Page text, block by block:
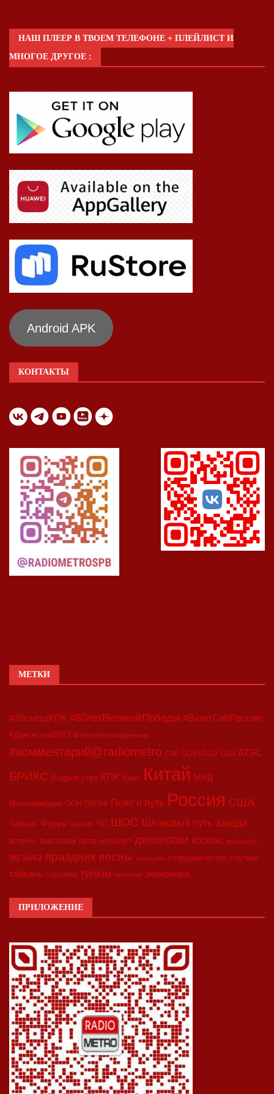
НАШ ПЛЕЕР В ТВОЕМ ТЕЛЕФОНЕ + ПЛЕЙЛИСТ И
МНОГОЕ ДРУГОЕ :
Android APK
КОНТАКТЫ
МЕТКИ
#20съездКПК #80летВеликойПобеды #ВизитСиВРоссию
#Двесессии2023 #Петербургскийдневник
#комментарий@radiometro CIIE COVID-19 G20 АТЭС
БРИКС Бодрое утро КПК Кино Китай МИД
Минкоммерции ООН ПМЭФ Пояс и путь Россия США
Тайвань Форум Харбин ЧС ШОС Шёлковый путь азиада
встреча выставка гала-концерт двесессии космос медицина
музыка праздник весны синьцзян сотрудничество спутник
тайвань торговля туризм экология экономика
ПРИЛОЖЕНИЕ